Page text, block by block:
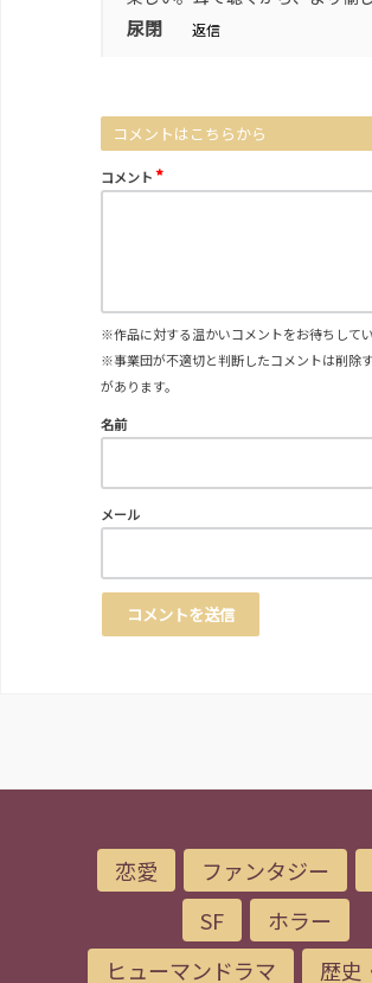
尿閉 返信
コメントはこちらから
コメント *
※作品に対する温かいコメントをお待ちしてい
※事業団が不適切と判断したコメントは削除
があります。
名前
メール
恋愛 ファンタジー
SF
ホラー
ヒューマンドラマ
歴史